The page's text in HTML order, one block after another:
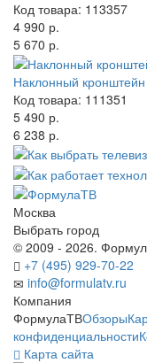
Код товара: 113357
4 990 р.
5 670 р.
Наклонный
Код товара: 111351
5 490 р.
6 238 р.
Москва
Выбрать город
© 2009 - 2026.
+7 (495) 929-70-22
info@formulatv.ru
Компания
ФормулаТВОбзоры
конфиденциальности
Карта сайта